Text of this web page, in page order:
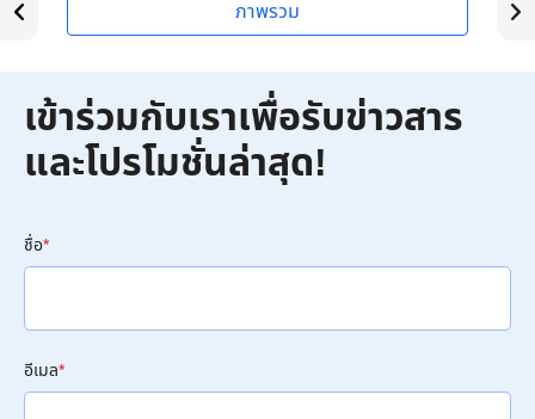
ภาพรวม
เข้าร่วมกับเราเพื่อรับข่าวสาร
และโปรโมชั่นล่าสุด!
ชื่อ*
อีเมล*